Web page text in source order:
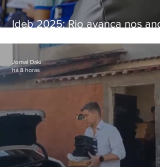
Ideb 2025: Rio avança nos
nacional
Jornal Daki
há 8 horas